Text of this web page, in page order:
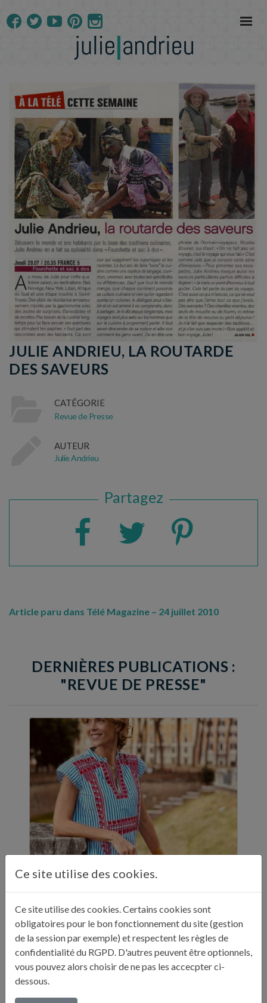
JULIE ANDRIEU, LA ROUTARDE
DES SAVEURS
CATÉGORIE
Revue de Presse
AUTEUR
Julie Andrieu
Partagez
Article paru dans Télé Magazine – 24 juillet 2010
DERNIÈRES PUBLICATIONS :
"REVUE DE PRESSE"
"Sur ses réseaux, Julie Andrieu nous emmène
en Italie pendant cinq semaines à la
découverte de différentes villes. Entre
adresses culturelles, musées, ...
Lire plus...
Ce site utilise des cookies.
Ce site utilise des cookies. Certains cookies sont
obligatoires pour le bon fonctionnement du site (gestion
de la session par exemple) et respectent les règles de
confidentialité du RGPD. D'autres peuvent être optionnels,
vous pouvez alors choisir de ne pas les accecpter ci-
dessous.